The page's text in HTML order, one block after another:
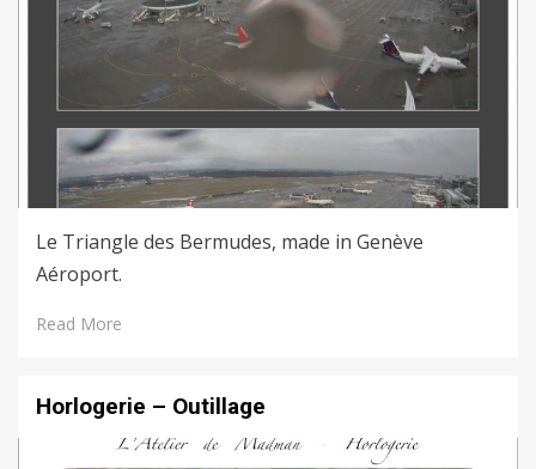
Le Triangle des Bermudes, made in Genève
Aéroport.
Read More
Horlogerie – Outillage